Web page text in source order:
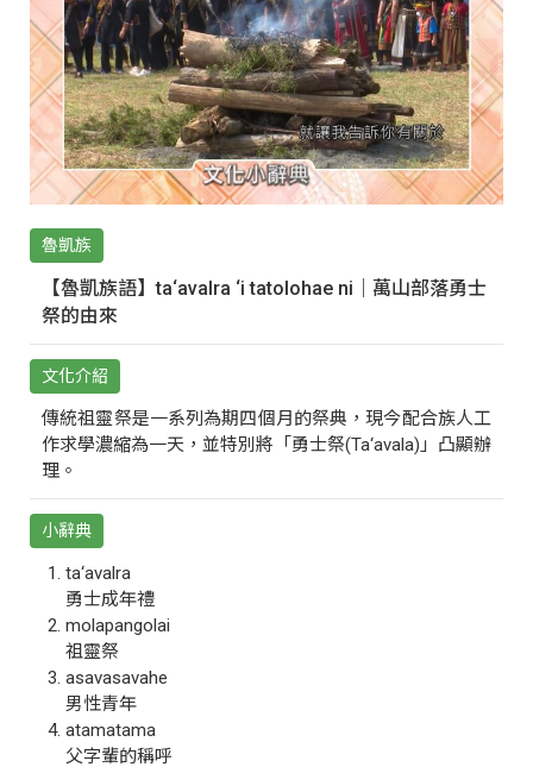
魯凱族
【魯凱族語】ta‘avalra ‘i tatolohae ni｜萬山部落勇士
祭的由來
文化介紹
傳統祖靈祭是一系列為期四個月的祭典，現今配合族人工
作求學濃縮為一天，並特別將「勇士祭(Ta‘avala)」凸顯辦
理。
小辭典
ta‘avalra
勇士成年禮
molapangolai
祖靈祭
asavasavahe
男性青年
atamatama
父字輩的稱呼